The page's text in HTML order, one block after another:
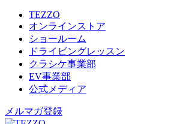
TEZZO
オンラインストア
ショールーム
ドライビングレッスン
クラシケ事業部
EV事業部
公式メディア
メルマガ登録